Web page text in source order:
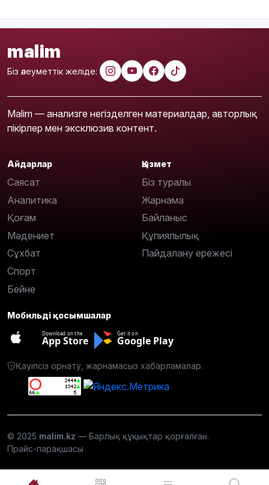
malim
Біз әлеуметтік желіде:
Malim — анализге негізделген материалдар, авторлық
пікірлер мен эксклюзив контент.
Айдарлар
Саясат
Аналитика
Қоғам
Мәдениет
Сұхбат
Спорт
Бейне
Қызмет
Біз туралы
Жарнама
Байланыс
Құпиялылық
Пайдалану ережесі
Мобильді қосымшалар
Download on the
App Store
Get it on
Google Play
Қауіпсіз орнату, жарнамасыз хабарламалар.
© 2025 malim.kz — Барлық құқықтар қорғалған.
Прайс-парақшасы